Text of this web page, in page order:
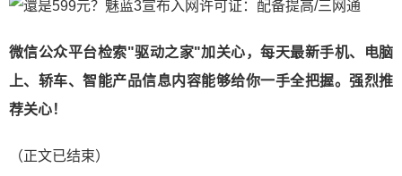
微信公众平台检索"驱动之家"加关心，每天最新手机、电脑
上、轿车、智能产品信息内容能够给你一手全把握。强烈推
荐关心！
（正文已结束）